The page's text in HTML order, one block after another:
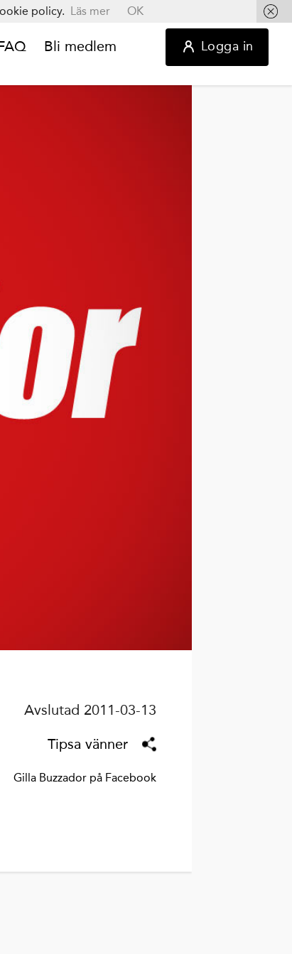
Bli medlem Logga in
Avslutad 2011-03-13
Tipsa vänner
Gilla Buzzador på Facebook
policy. Läs mer OK